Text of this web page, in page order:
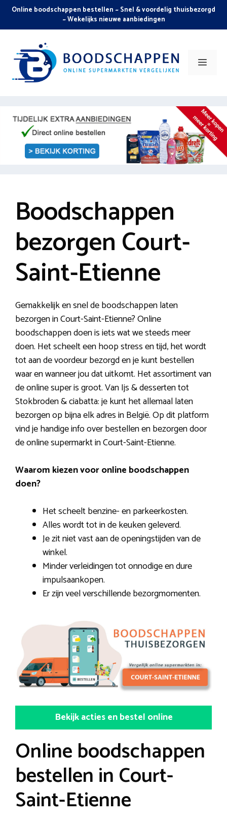
Skip
content
Online boodschappen bestellen ~ Snel & voordelig thuisbezorgd
~ Wekelijks nieuwe aanbiedingen
Menu
Boodschappen
bezorgen Court-
Saint-Etienne
Gemakkelijk en snel de boodschappen laten
bezorgen in Court-Saint-Etienne? Online
boodschappen doen is iets wat we steeds meer
doen. Het scheelt een hoop stress en tijd, het wordt
tot aan de voordeur bezorgd en je kunt bestellen
waar en wanneer jou dat uitkomt. Het assortiment van
de online super is groot. Van Ijs & desserten tot
Stokbroden & ciabatta: je kunt het allemaal laten
bezorgen op bijna elk adres in België. Op dit platform
vind je handige info over bestellen en bezorgen door
de online supermarkt in Court-Saint-Etienne.
Waarom kiezen voor online boodschappen
doen?
Het scheelt benzine- en parkeerkosten.
Alles wordt tot in de keuken geleverd.
Je zit niet vast aan de openingstijden van de
winkel.
Minder verleidingen tot onnodige en dure
impulsaankopen.
Er zijn veel verschillende bezorgmomenten.
Bekijk acties en bestel online
Online boodschappen
bestellen in Court-
Saint-Etienne